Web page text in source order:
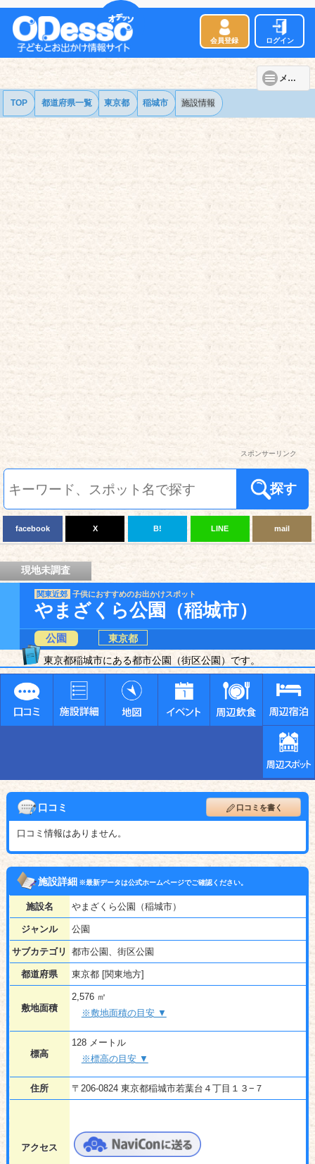
会員登録 ログイン
メニュー
TOP 都道府県一覧 東京都 稲城市 施設情報
スポンサーリンク
探す
facebook X B! LINE mail
現地未調査
関東近郊 子供におすすめのお出かけスポット
やまざくら公園（稲城市）
公園
東京都
東京都稲城市にある都市公園（街区公園）です。
口コミ 口コミを書く
口コミ情報はありません。
施設詳細※最新データは公式ホームページでご確認ください。
施設名 やまざくら公園（稲城市）
ジャンル 公園
サブカテゴリ 都市公園、街区公園
都道府県 東京都 [関東地方]
敷地面積
2,576 ㎡
※敷地面積の目安 ▼
標高
128 メートル
※標高の目安 ▼
住所 〒206-0824 東京都稲城市若葉台４丁目１３−７
アクセス